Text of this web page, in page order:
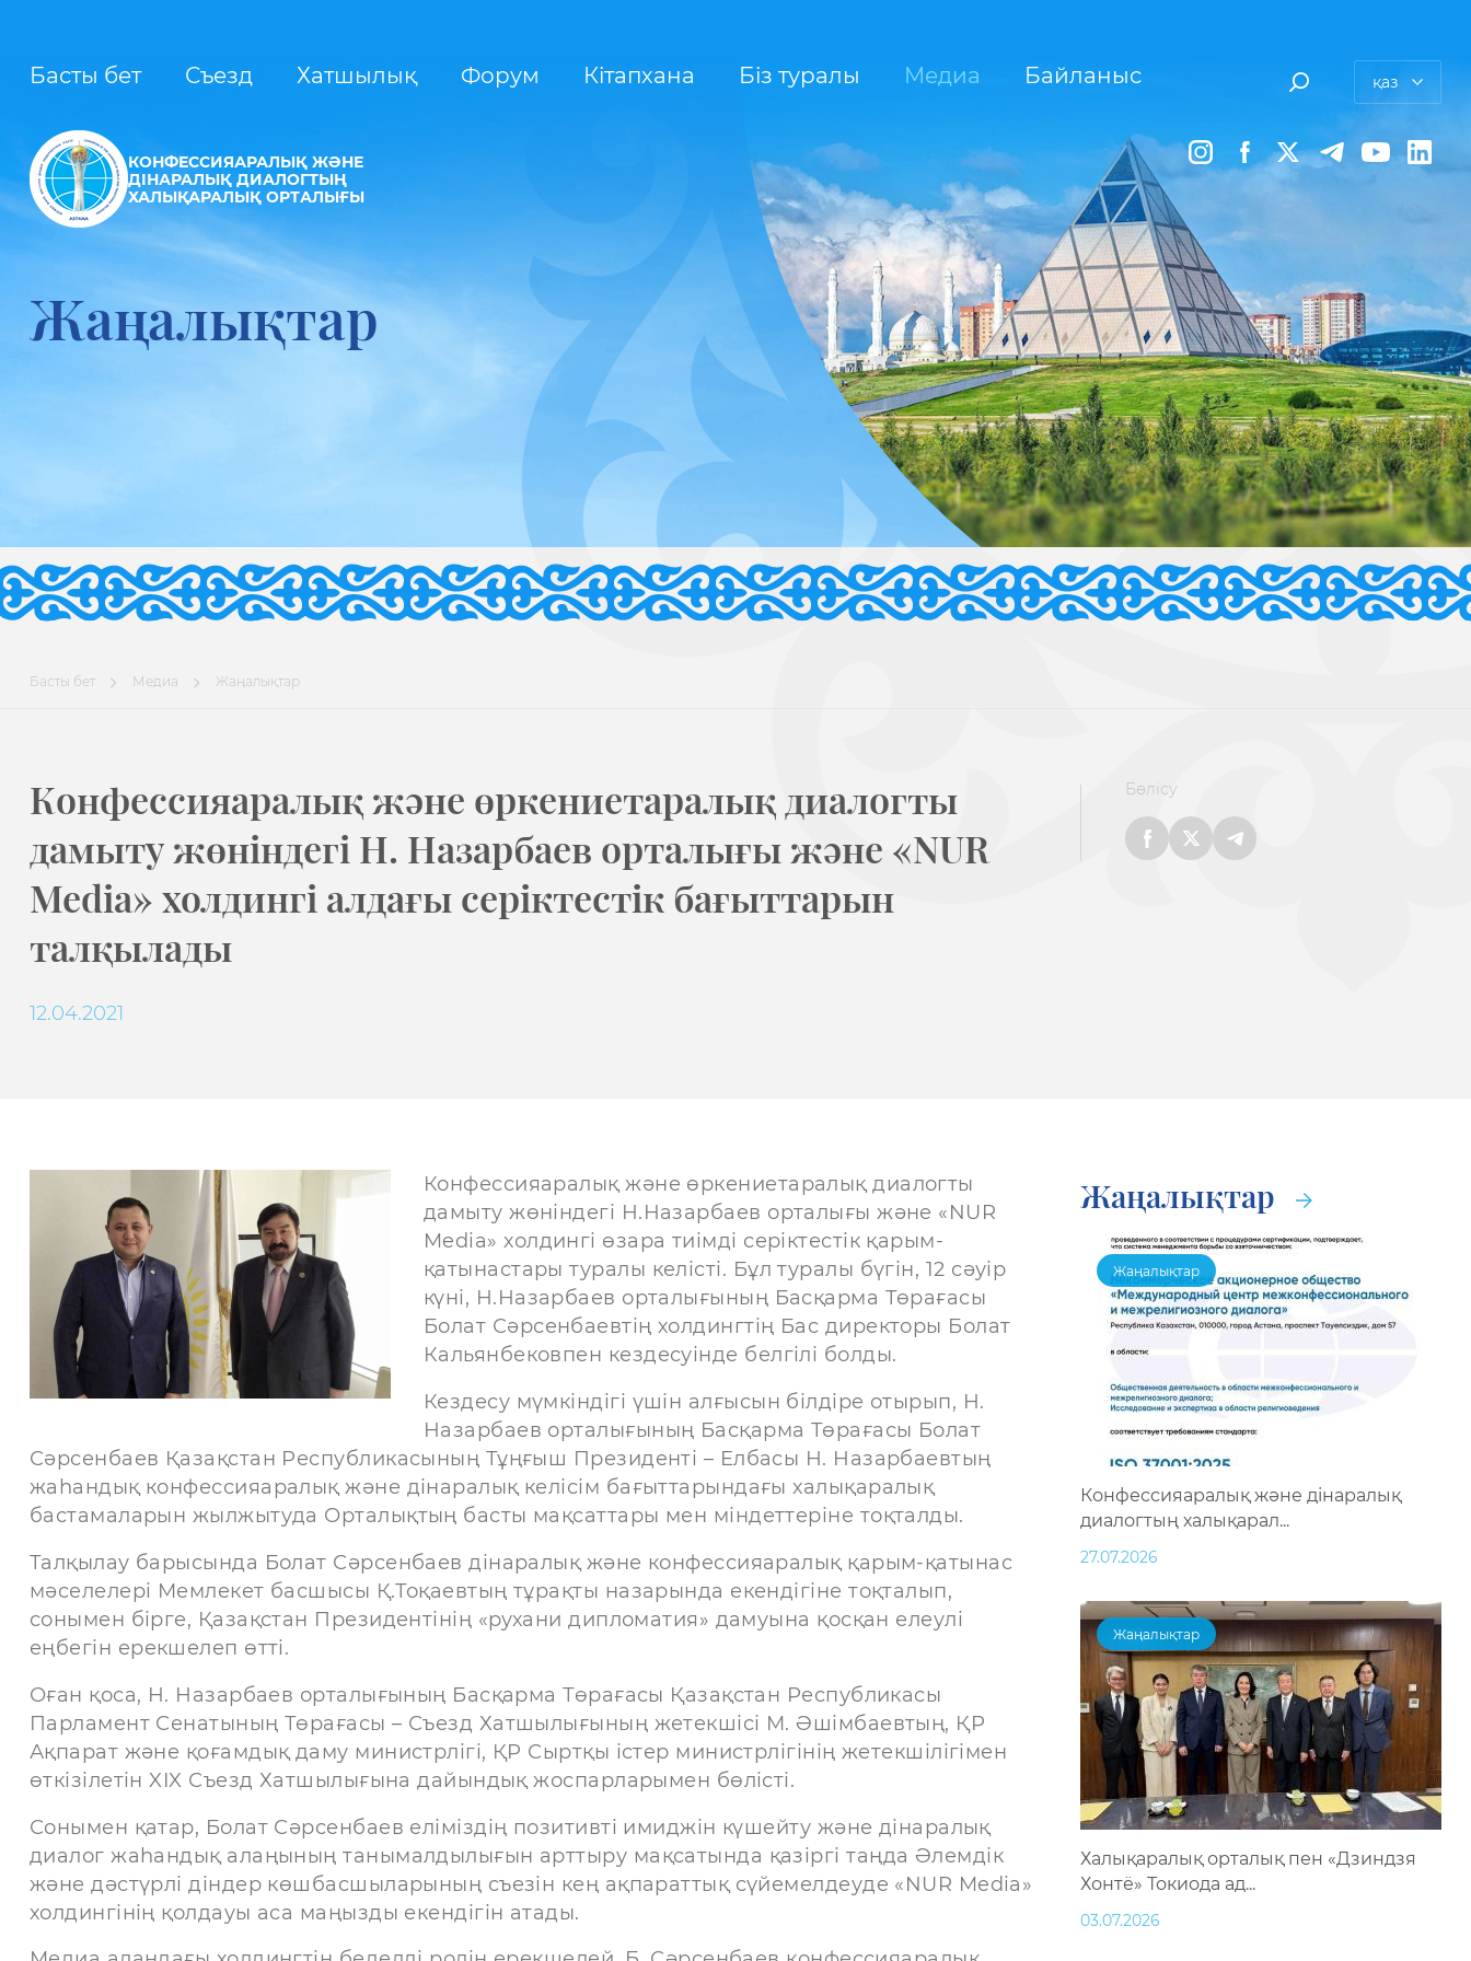
Басты бет Съезд Хатшылық Форум Кітапхана Біз туралы Медиа Байланыс қаз
КОНФЕССИЯАРАЛЫҚ ЖӘНЕ
ДІНАРАЛЫҚ ДИАЛОГТЫҢ
ХАЛЫҚАРАЛЫҚ ОРТАЛЫҒЫ
Жаңалықтар
Басты бет Медиа Жаңалықтар
Конфессияаралық және өркениетаралық диалогты
дамыту жөніндегі Н. Назарбаев орталығы және «NUR
Media» холдингі алдағы серіктестік бағыттарын
талқылады
12.04.2021
Бөлісу
Конфессияаралық және өркениетаралық диалогты
дамыту жөніндегі Н.Назарбаев орталығы және «NUR
Media» холдингі өзара тиімді серіктестік қарым-
қатынастары туралы келісті. Бұл туралы бүгін, 12 сәуір
күні, Н.Назарбаев орталығының Басқарма Төрағасы
Болат Сәрсенбаевтің холдингтің Бас директоры Болат
Кальянбековпен кездесуінде белгілі болды.
Кездесу мүмкіндігі үшін алғысын білдіре отырып, Н.
Назарбаев орталығының Басқарма Төрағасы Болат
Сәрсенбаев Қазақстан Республикасының Тұңғыш Президенті – Елбасы Н. Назарбаевтың
жаһандық конфессияаралық және дінаралық келісім бағыттарындағы халықаралық
бастамаларын жылжытуда Орталықтың басты мақсаттары мен міндеттеріне тоқталды.
Талқылау барысында Болат Сәрсенбаев дінаралық және конфессияаралық қарым-қатынас
мәселелері Мемлекет басшысы Қ.Тоқаевтың тұрақты назарында екендігіне тоқталып,
сонымен бірге, Қазақстан Президентінің «рухани дипломатия» дамуына қосқан елеулі
еңбегін ерекшелеп өтті.
Оған қоса, Н. Назарбаев орталығының Басқарма Төрағасы Қазақстан Республикасы
Парламент Сенатының Төрағасы – Съезд Хатшылығының жетекшісі М. Әшімбаевтың, ҚР
Ақпарат және қоғамдық даму министрлігі, ҚР Сыртқы істер министрлігінің жетекшілігімен
өткізілетін XIX Съезд Хатшылығына дайындық жоспарларымен бөлісті.
Сонымен қатар, Болат Сәрсенбаев еліміздің позитивті имиджін күшейту және дінаралық
диалог жаһандық алаңының танымалдылығын арттыру мақсатында қазіргі таңда Әлемдік
және дәстүрлі діндер көшбасшыларының съезін кең ақпараттық сүйемелдеуде «NUR Media»
холдингінің қолдауы аса маңызды екендігін атады.
Жаңалықтар
Жаңалықтар
Конфессияаралық және дінаралық
диалогтың халықарал...
27.07.2026
Жаңалықтар
Халықаралық орталық пен «Дзиндзя
Хонтё» Токиода ад...
03.07.2026